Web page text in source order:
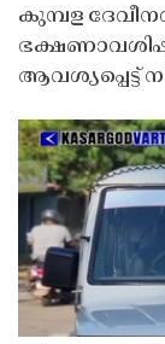
കുമ്പള
ആവശ്യപ്പെട്ട്